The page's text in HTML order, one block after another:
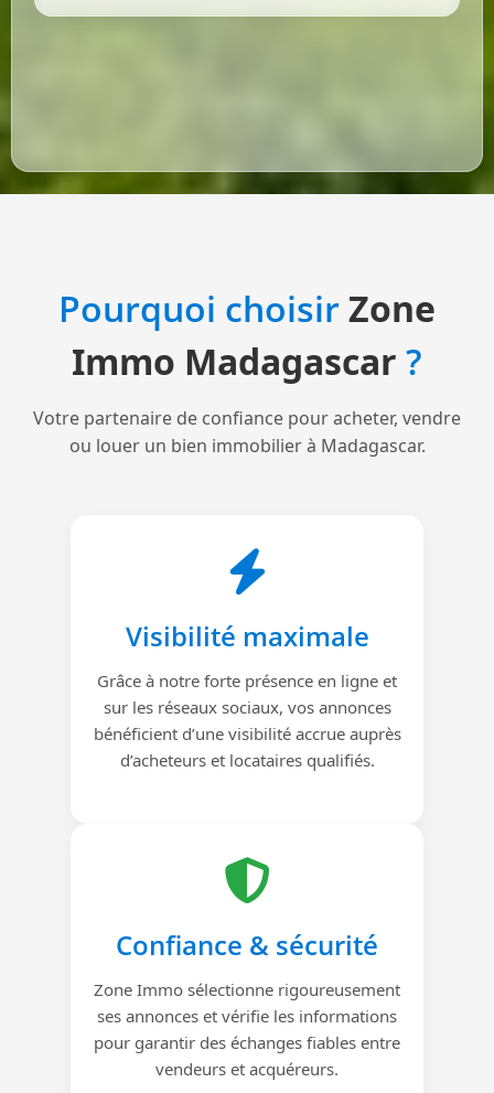
Pourquoi choisirZone
Immo Madagascar ?
Votre partenaire de confiance pour acheter, vendre
ou louer un bien immobilier à Madagascar.
Visibilité maximale
Grâce à notre forte présence en ligne et
sur les réseaux sociaux, vos annonces
bénéficient d’une visibilité accrue auprès
d’acheteurs et locataires qualifiés.
Confiance & sécurité
Zone Immo sélectionne rigoureusement
ses annonces et vérifie les informations
pour garantir des échanges fiables entre
vendeurs et acquéreurs.